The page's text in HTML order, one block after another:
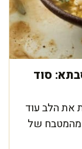
סוד
את הלב עוד
מהמטבח של